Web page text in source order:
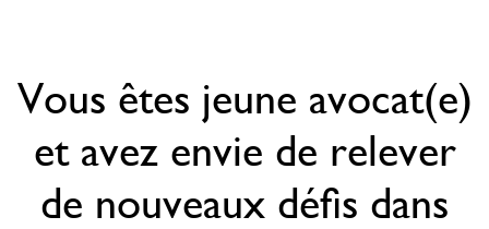
Vous êtes jeune avocat(e)
et avez envie de relever
de nouveaux défis dans